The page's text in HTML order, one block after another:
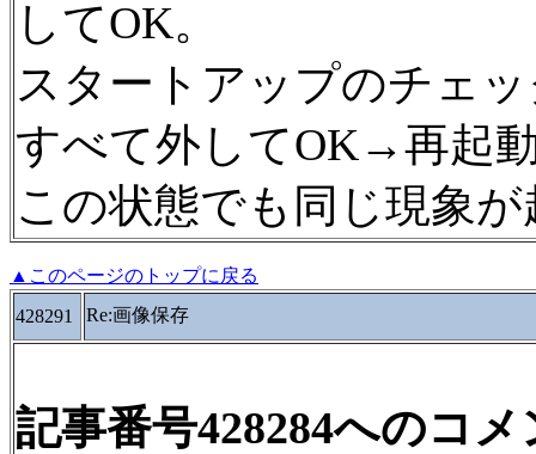
してOK。
スタートアップのチェ
すべて外してOK→再起
この状態でも同じ現象
▲このページのトップに戻る
428291
Re:画像保存
記事番号428284へのコメ